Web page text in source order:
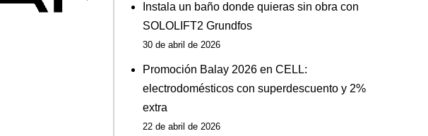
Instala un baño donde quieras sin obra con
SOLOLIFT2 Grundfos
30 de abril de 2026
Promoción Balay 2026 en CELL:
electrodomésticos con superdescuento y 2%
extra
22 de abril de 2026